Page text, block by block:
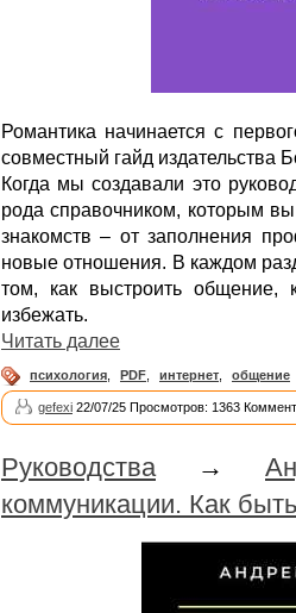
Романтика начинается с
совместный гайд издательства
Когда мы создавали это
рода справочником, которым
знакомств – от заполнения
новые отношения. В каждом
том, как выстроить
избежать.
Читать далее
психология PDF интернет общение
gefexi 22/07/25 Просмотров: 1363
Руководства →
коммуникации. Как